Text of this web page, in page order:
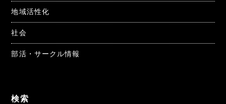
地域活性化
社会
部活・サークル情報
検索